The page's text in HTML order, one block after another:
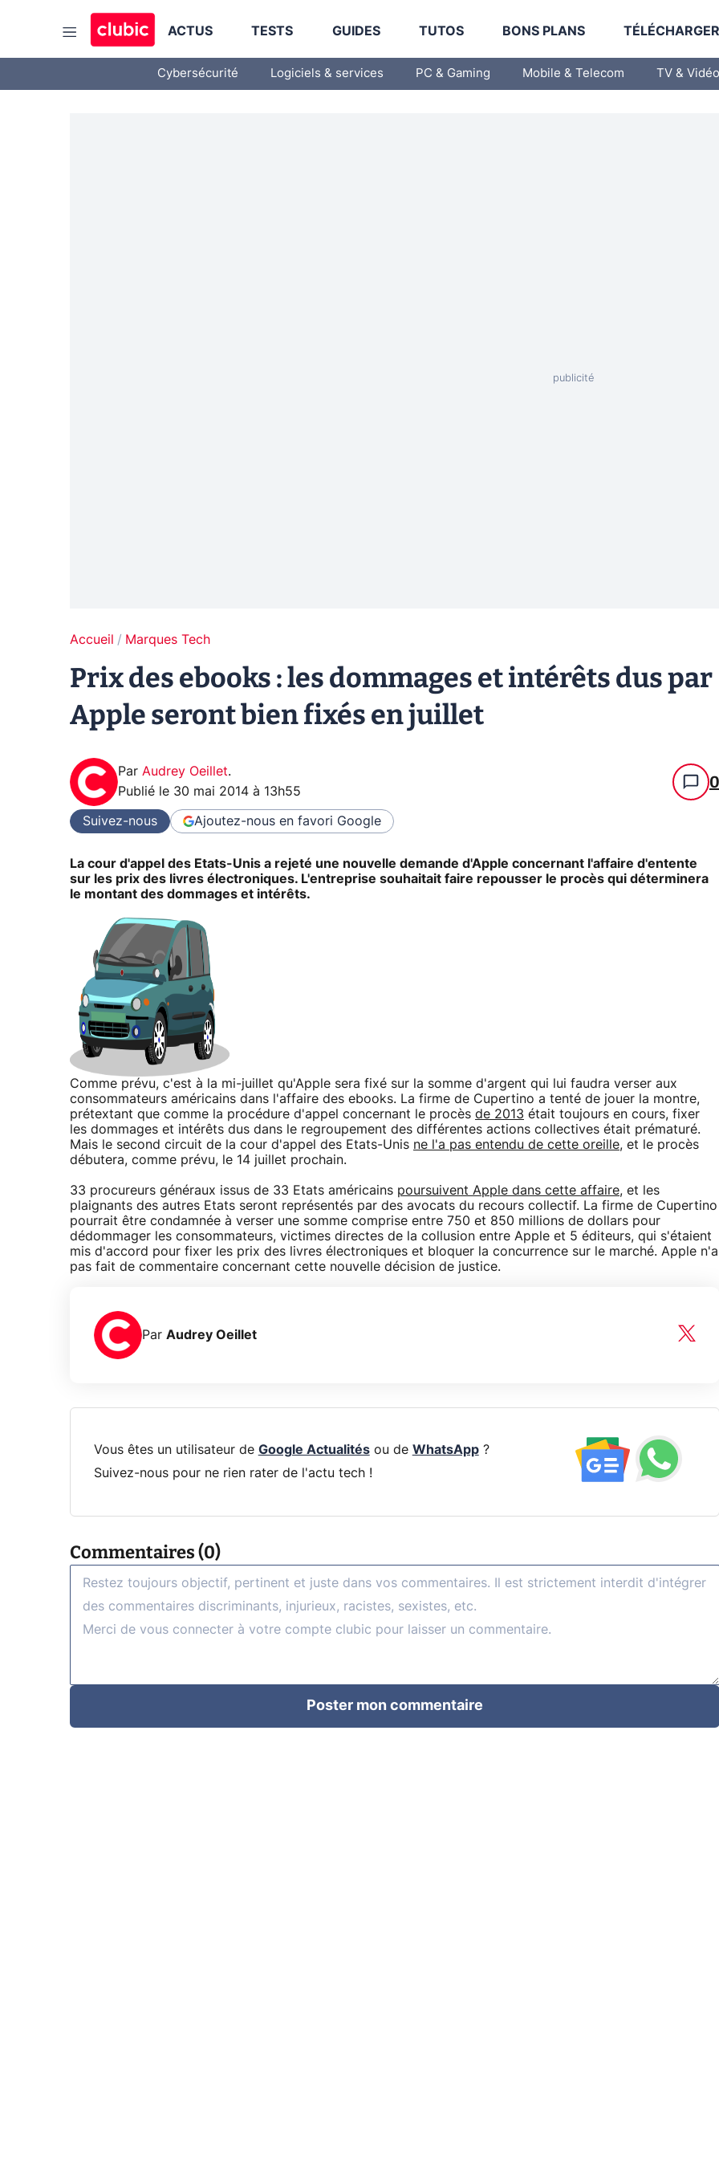
ACTUS TESTS GUIDES TUTOS BONS PLANS
Cybersécurité Logiciels & services PC & Gaming Mobile & Telecom TV & Vidéo
Accueil Marques Tech
Prix des ebooks : les dommages et intérêts dus par
Apple seront bien fixés en juillet
Par Audrey Oeillet.
Publié le 30 mai 2014 à 13h55 0
Suivez-nous Ajoutez-nous en favori Google
La cour d'appel des Etats-Unis a rejeté une nouvelle demande d'Apple concernant l'affaire d'entente
sur les prix des livres électroniques. L'entreprise souhaitait faire repousser le procès qui déterminera
le montant des dommages et intérêts.
Comme prévu, c'est à la mi-juillet qu'Apple sera fixé sur la somme d'argent qui lui faudra verser aux
consommateurs américains dans l'affaire des ebooks. La firme de Cupertino a tenté de jouer la montre,
prétextant que comme la procédure d'appel concernant le procès de 2013 était toujours en cours, fixer
les dommages et intérêts dus dans le regroupement des différentes actions collectives était prématuré.
Mais le second circuit de la cour d'appel des Etats-Unis ne l'a pas entendu de cette oreille, et le procès
débutera, comme prévu, le 14 juillet prochain.
33 procureurs généraux issus de 33 Etats américains poursuivent Apple dans cette affaire, et les
plaignants des autres Etats seront représentés par des avocats du recours collectif. La firme de Cupertino
pourrait être condamnée à verser une somme comprise entre 750 et 850 millions de dollars pour
dédommager les consommateurs, victimes directes de la collusion entre Apple et 5 éditeurs, qui s'étaient
mis d'accord pour fixer les prix des livres électroniques et bloquer la concurrence sur le marché. Apple n'a
pas fait de commentaire concernant cette nouvelle décision de justice.
Par Audrey Oeillet
Vous êtes un utilisateur de Google Actualitésou de WhatsApp?
Suivez-nous pour ne rien rater de l'actu tech !
Commentaires (0)
Poster mon commentaire